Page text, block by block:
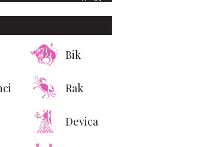
Bik
Rak
Devica